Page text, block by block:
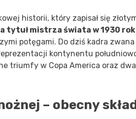
historii, który zapisał się
tytuł mistrza świata w 1930
potęgami. Do dziś kadra zwana
kontynentu
triumfy w Copa America oraz dwa
– obecny